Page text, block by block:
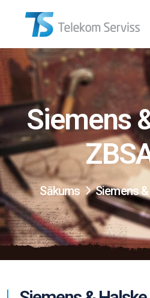
Siemens
Sākums Siemens